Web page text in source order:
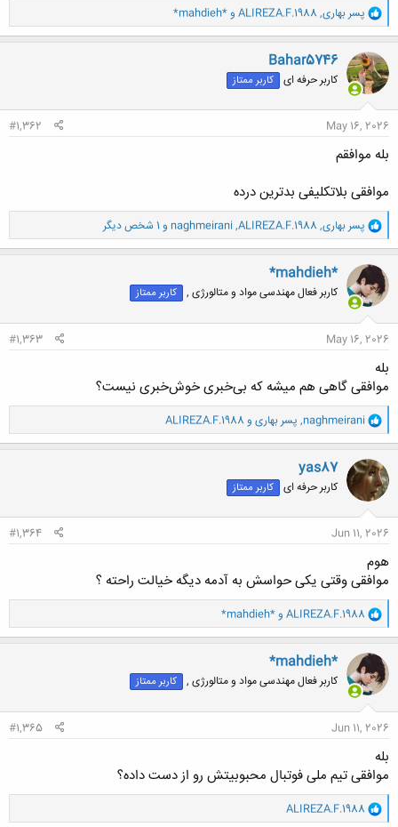
و
ا
ک
ن
ش
ه
ا
پسر بهاری,
ALIREZA.F.1988 و *mahdieh*
Bahar5746
کاربر حرفه ای کاربر ممتاز
May 16, 2026
#1,362
بله موافقم
موافقی بلاتکلیفی بدترین درده
و
ا
ک
ن
ش
ه
ا
پسر بهاری,
ALIREZA.F.1988
,
naghmeirani و 1 شخص دیگر
*mahdieh*
کاربر فعال مهندسی مواد و متالورژی , کاربر ممتاز
May 16, 2026
#1,363
بله
موافقی گاهی هم میشه که بی‌خبری خوش‌خبری نیست؟
و
ا
ک
ن
ش
ه
ا
naghmeirani
, پسر بهاری و ALIREZA.F.1988
yas87
کاربر حرفه ای کاربر ممتاز
Jun 11, 2026
#1,364
هوم
موافقی وقتی یکی حواسش به آدمه دیگه خیالت راحته ؟
و
ا
ک
ن
ش
ه
ا
ALIREZA.F.1988 و*mahdieh*
*mahdieh*
کاربر فعال مهندسی مواد و متالورژی , کاربر ممتاز
Jun 11, 2026
#1,365
بله
موافقی تیم ملی فوتبال محبوبیتش رو از دست داده؟
و
ا
ALIREZA.F.1988